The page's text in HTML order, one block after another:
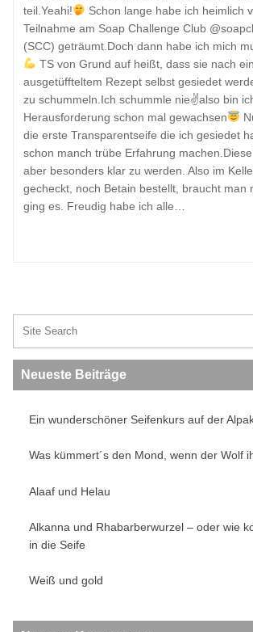
teil.Yeahi!
Schon lange habe ich heimlich
Teilnahme am Soap Challenge Club
(SCC) geträumt.Doch dann habe ich mich
TS von Grund auf heißt, dass sie nach
ausgetüffteltem Rezept selbst gesiedet
zu schummeln.Ich schummle nie✌also bin
Herausforderung schon mal gewachsen
die erste Transparentseife die ich gesiedet
schon manch trübe Erfahrung
aber besonders klar zu werden. Also im
gecheckt, noch Betain bestellt, braucht man
ging es. Freudig habe ich alle…
Neueste Beiträge
Ein wunderschöner Seifenkurs auf der
Was kümmert´s den Mond, wenn der Wolf
Alaaf und Helau
Alkanna und Rhabarberwurzel – oder wie
in die Seife
Weiß und gold